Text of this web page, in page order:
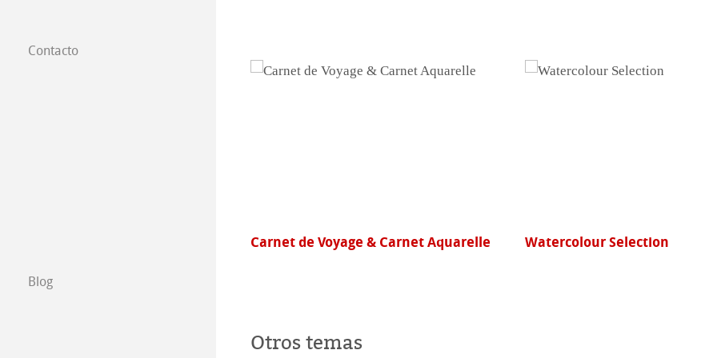
Contacto
Blog
Carnet de Voyage & Carnet Aquarelle Watercolour Selection Cornwall
Otros temas